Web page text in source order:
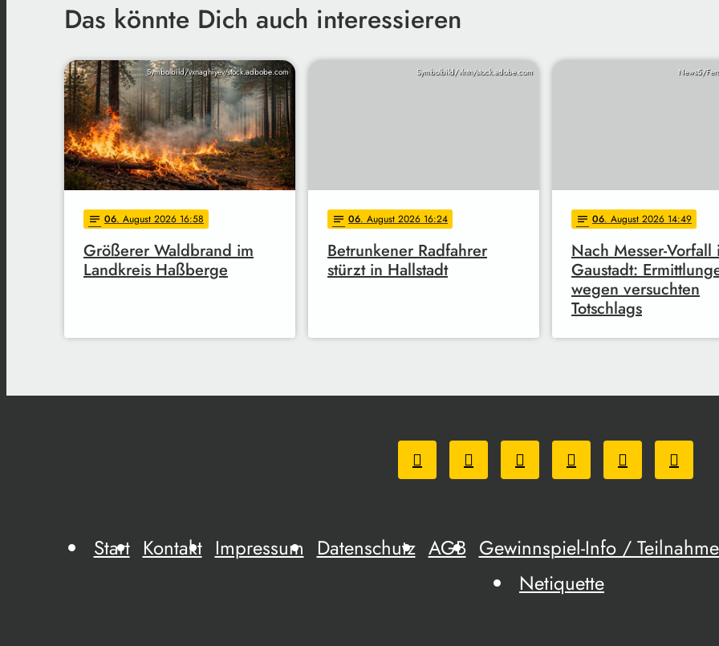
Das könnte Dich auch interessieren
Symbolbild/vxnaghiyev/stock.adbobe.com
notes 06. August 2026 16:58
Größerer Waldbrand im
Landkreis Haßberge
Symbolbild/vlntn/stock.adobe.com
notes 06. August 2026 16:24
Betrunkener Radfahrer
stürzt in Hallstadt
News5/
notes 06. August 2026 14:49
Nach Messer-Vorfall
Gaustadt:
wegen versuchten
Totschlags
Start Kontakt Impressum Datenschutz AGB Gewinnspiel-Info /
Netiquette